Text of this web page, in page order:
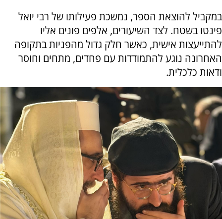
במקביל להוצאת הספר, נמשכת פעילותו של רבי יואל
פינטו בשטח. לצד השיעורים, אלפים פונים אליו
להתייעצות אישית, כאשר חלק גדול מהפניות בתקופה
האחרונה נוגע להתמודדות עם פחדים, מתחים וחוסר
ודאות כלכלית.